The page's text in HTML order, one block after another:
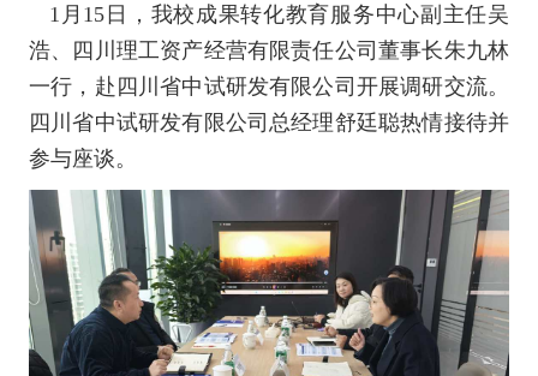
1 月 15 日，我校成果转化教育服务中心副主任吴
浩、四川理工资产经营有限责任公司董事长朱九林
一行，赴四川省中试研发有限公司开展调研交流。
四川省中试研发有限公司总经理舒廷聪热情接待并
参与座谈。